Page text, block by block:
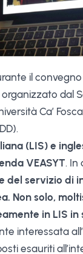
il convegno
organizzato dal
Ca’
(LIS) e
VEASYT. In
del servizio di
Non solo,
in LIS in
interessata
esauriti